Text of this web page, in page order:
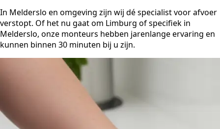
In Melderslo en omgeving zijn wij dé specialist voor afvoer
verstopt. Of het nu gaat om Limburg of specifiek in
Melderslo, onze monteurs hebben jarenlange ervaring en
kunnen binnen 30 minuten bij u zijn.